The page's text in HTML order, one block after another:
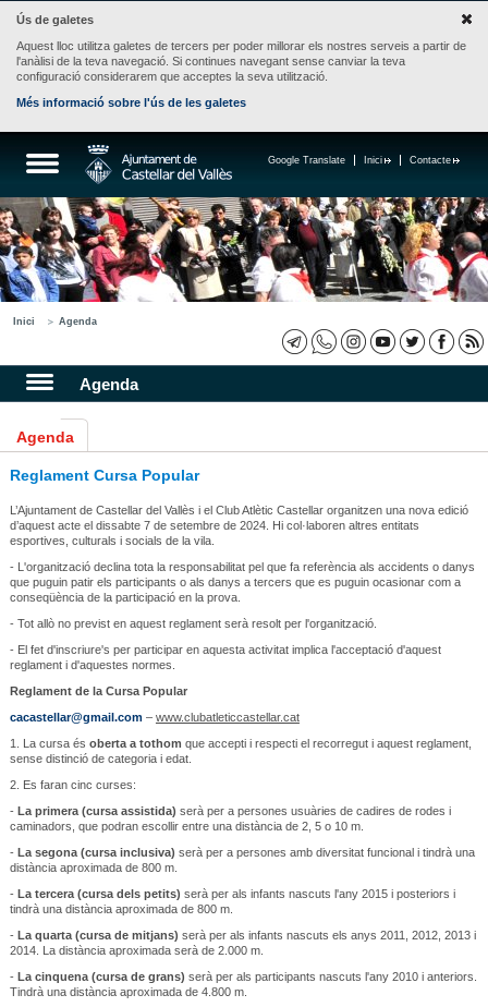
Ús de galetes
Aquest lloc utilitza galetes de tercers per poder millorar els nostres serveis a partir de
l'anàlisi de la teva navegació. Si continues navegant sense canviar la teva
configuració considerarem que acceptes la seva utilització.
Més informació sobre l'ús de les galetes
Contacte
Inici
Google Translate
Inici Agenda
Agenda
Agenda
Reglament Cursa Popular
L’Ajuntament de Castellar del Vallès i el Club Atlètic Castellar organitzen una nova edició
d’aquest acte el dissabte 7 de setembre de 2024. Hi col·laboren altres entitats
esportives, culturals i socials de la vila.
- L'organització declina tota la responsabilitat pel que fa referència als accidents o danys
que puguin patir els participants o als danys a tercers que es puguin ocasionar com a
conseqüència de la participació en la prova.
- Tot allò no previst en aquest reglament serà resolt per l'organització.
- El fet d'inscriure's per participar en aquesta activitat implica l'acceptació d'aquest
reglament i d'aquestes normes.
Reglament de la Cursa Popular
cacastellar@gmail.com– www.clubatleticcastellar.cat
1. La cursa és oberta a tothom que accepti i respecti el recorregut i aquest reglament,
sense distinció de categoria i edat.
2. Es faran cinc curses:
- La primera (cursa assistida) serà per a persones usuàries de cadires de rodes i
caminadors, que podran escollir entre una distància de 2, 5 o 10 m.
- La segona (cursa inclusiva) serà per a persones amb diversitat funcional i tindrà una
distància aproximada de 800 m.
- La tercera (cursa dels petits) serà per als infants nascuts l'any 2015 i posteriors i
tindrà una distància aproximada de 800 m.
- La quarta (cursa de mitjans) serà per als infants nascuts els anys 2011, 2012, 2013 i
2014. La distància aproximada serà de 2.000 m.
- La cinquena (cursa de grans) serà per als participants nascuts l'any 2010 i anteriors.
Tindrà una distància aproximada de 4.800 m.